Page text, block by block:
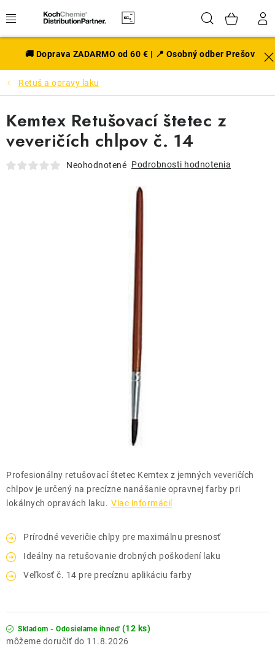
na
Hľadať
EXTERIÉR
DISKY A PNEU
INTERIÉR
PRÍSLUŠENSTVO
+421 918 725 111
🚚 Doprava ZADARMO od 60 € | 📍 Osobný odber Prešov
Retuš a opravy laku
Profesionálny retušovací štetec Kemtex z jemných veveričích
chlpov je určený na precízne nanášanie opravnej farby pri
lokálnych opravách laku. Viac informácií
Prírodné veveričie chlpy pre maximálnu presnosť
Ideálny na retušovanie drobných poškodení laku
Veľkosť č. 14 pre precíznu aplikáciu farby
Skladom - Odosielame ihneď (12 ks)
11.8.2026
Kemtex Retušovací štetec z
veveričích chlpov č. 14
Neohodnotené Podrobnosti hodnotenia